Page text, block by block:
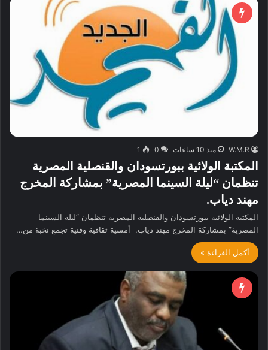
W.M.R منذ 10 ساعات 0
1
المكتبة الولائية ببورتسودان والقنصلية المصرية
تنظمان “ليلة السينما المصرية” بمشاركة المخرج
مهند دياب. ​
المكتبة الولائية ببورتسودان والقنصلية المصرية تنظمان “ليلة السينما
المصرية” بمشاركة المخرج مهند دياب. ​ أمسية ثقافية وفنية تجمع نخبة من…
أكمل القراءة »